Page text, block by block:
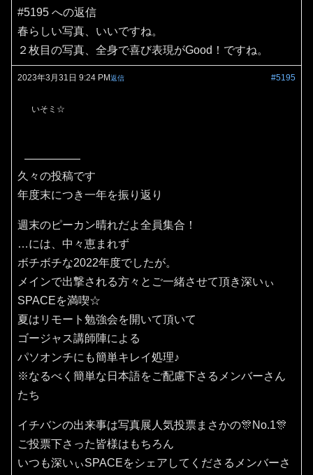
#5195 への返信
春らしい写真、いいですね。
２枚目の写真、全身で喜び表現がGood！ですね。
2023年3月31日 9:24 PM #5195
返信
いそミ☆
久々の投稿です
年度末につき一年を振り返り
週末のピーカン晴れだよ全員集合！
…には、中々恵まれず
ボチボチな2022年度でしたが。
メインで出撃される方々とご一緒させて頂き深いぃ
SPACEを満喫☆
夏はリモート勉強会を開いて頂いて
ゴージャス講師陣による
パソオンチにも簡単キレイ処理♪
※なるべく簡単な日本語をご配慮下さるメンバーさん
たち
イチバンの出来事は写真展人気投票まさかの🎊No.1🎊
ご投票下さった皆様はもちろん
いつも深いぃSPACEをシェアしてくださるメンバーさ